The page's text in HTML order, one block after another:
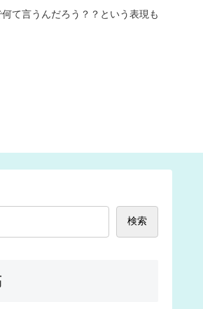
て言うんだろう？？という表現も
検索